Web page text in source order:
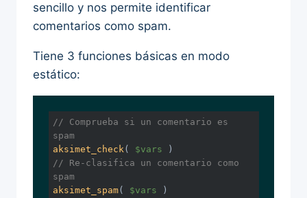
sencillo y nos permite identificar
comentarios como spam.
Tiene 3 funciones básicas en modo
estático:
// Comprueba si un comentario es
spam
aksimet_check( $vars )
// Re-clasifica un comentario como
spam
aksimet_spam( $vars )